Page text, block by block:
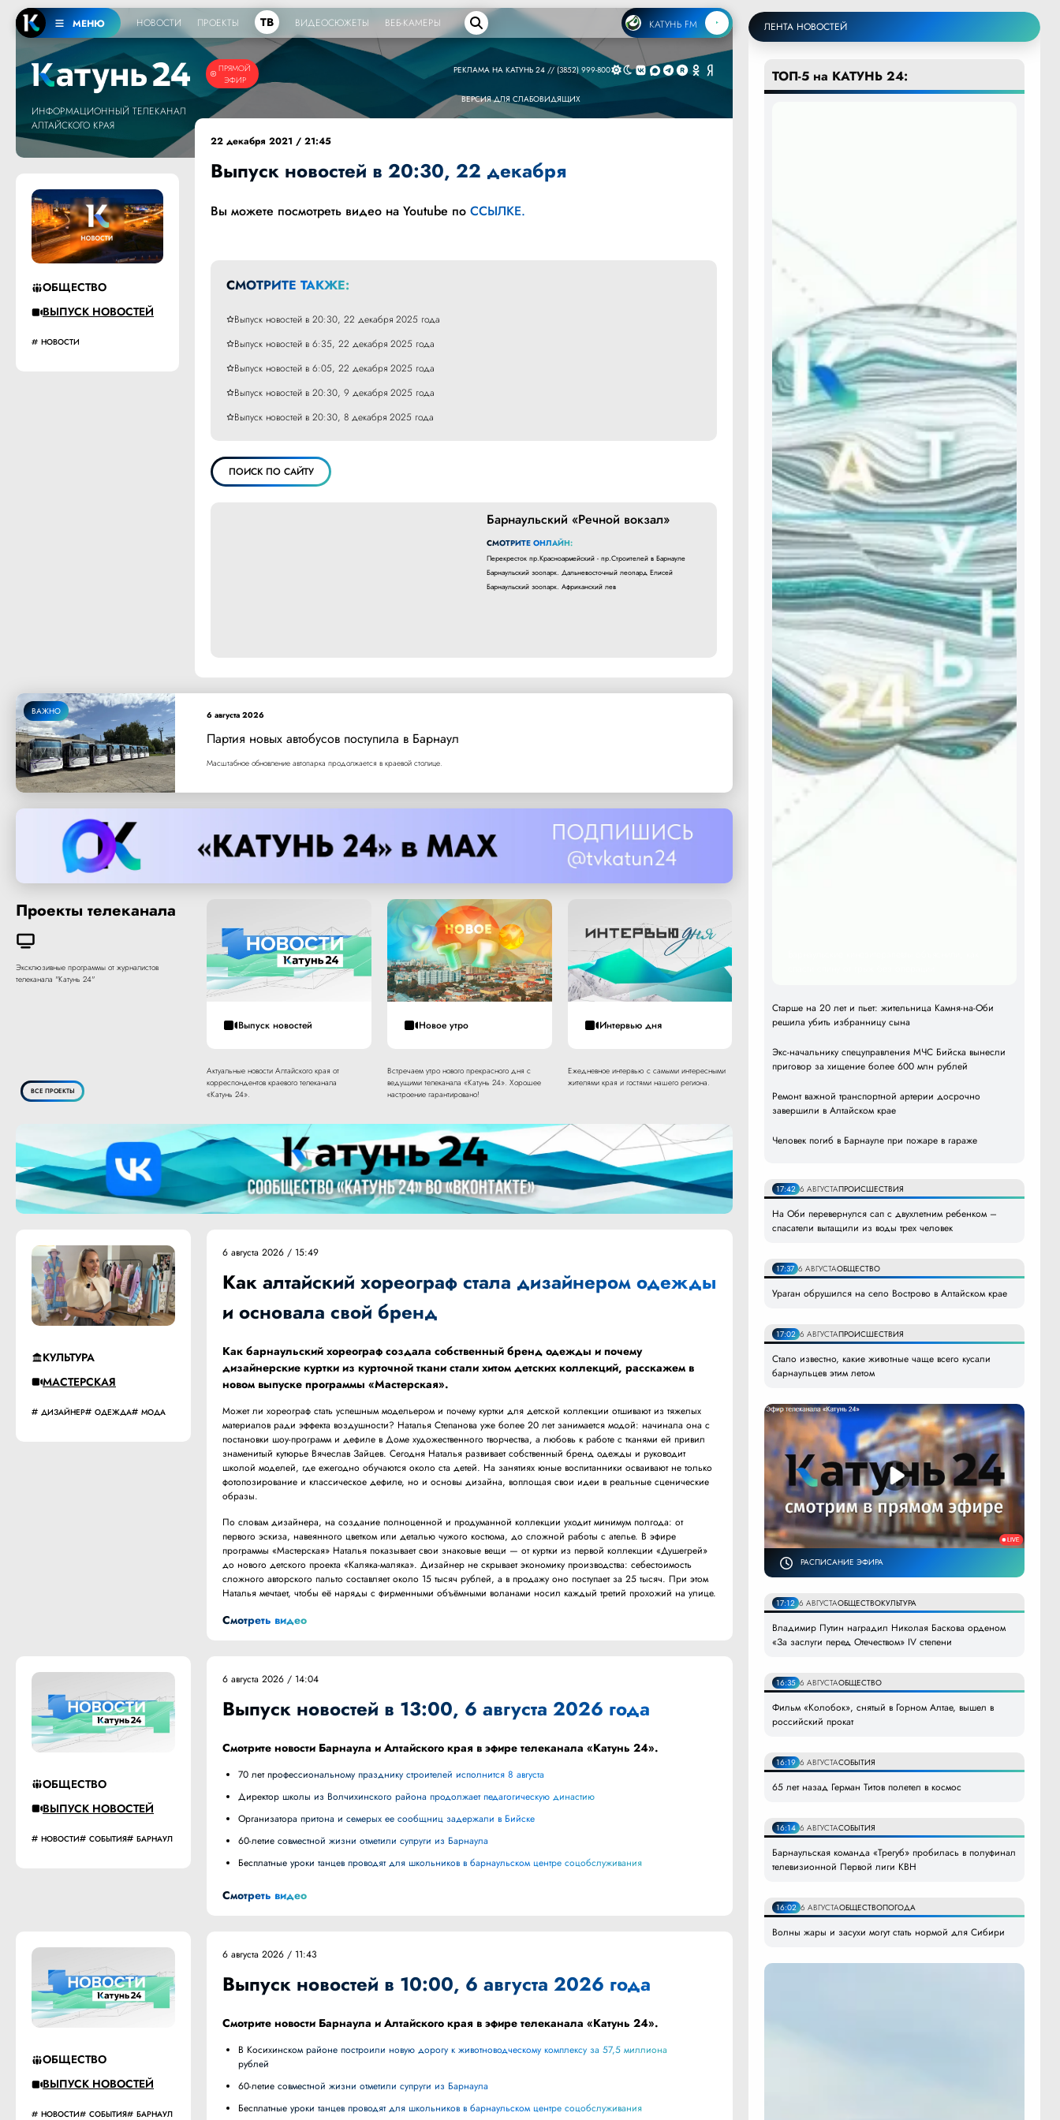
МЕНЮ НОВОСТИ ПРОЕКТЫ ТВ ВИДЕОСЮЖЕТЫ ВЕБ-КАМЕРЫ КАТУНЬ FM
ПРЯМОЙ
ЭФИР
ИНФОРМАЦИОННЫЙ ТЕЛЕКАНАЛ
АЛТАЙСКОГО КРАЯ
РЕКЛАМА НА КАТУНЬ 24 // (3852) 999-800
ВЕРСИЯ ДЛЯ СЛАБОВИДЯЩИХ
ОБЩЕСТВО
ВЫПУСК НОВОСТЕЙ
НОВОСТИ
22 декабря 2021 / 21:45
Выпуск новостей в 20:30, 22 декабря
Вы можете посмотреть видео на Youtube поССЫЛКЕ.
СМОТРИТЕ ТАКЖЕ:
Выпуск новостей в 20:30, 22 декабря 2025 года
Выпуск новостей в 6:35, 22 декабря 2025 года
Выпуск новостей в 6:05, 22 декабря 2025 года
Выпуск новостей в 20:30, 9 декабря 2025 года
Выпуск новостей в 20:30, 8 декабря 2025 года
ПОИСК ПО САЙТУ
Барнаульский «Речной вокзал»
СМОТРИТЕ ОНЛАЙН:
Перекресток пр.Красноармейский - пр.Строителей в Барнауле
Барнаульский зоопарк. Дальневосточный леопард Елисей
Барнаульский зоопарк. Африканский лев
ВАЖНО 6 августа 2026
Партия новых автобусов поступила в Барнаул
Масштабное обновление автопарка продолжается в краевой столице.
Проекты телеканала
Эксклюзивные программы от журналистов
телеканала "Катунь 24"
ВСЕ ПРОЕКТЫ
Выпуск новостей
Актуальные новости Алтайского края от
корреспондентов краевого телеканала
«Катунь 24».
Новое утро
Встречаем утро нового прекрасного дня с
ведущими телеканала «Катунь 24». Хорошее
настроение гарантировано!
Интервью дня
Ежедневное интервью с самыми интересными
жителями края и гостями нашего региона.
КУЛЬТУРА
МАСТЕРСКАЯ
ДИЗАЙНЕР ОДЕЖДА МОДА
6 августа 2026 / 15:49
Как алтайский хореограф стала дизайнером одежды
и основала свой бренд
Как барнаульский хореограф создала собственный бренд одежды и почему
дизайнерские куртки из курточной ткани стали хитом детских коллекций, расскажем в
новом выпуске программы «Мастерская».
Может ли хореограф стать успешным модельером и почему куртки для детской коллекции отшивают из тяжелых
материалов ради эффекта воздушности? Наталья Степанова уже более 20 лет занимается модой: начинала она с
постановки шоу-программ и дефиле в Доме художественного творчества, а любовь к работе с тканями ей привил
знаменитый кутюрье Вячеслав Зайцев. Сегодня Наталья развивает собственный бренд одежды и руководит
школой моделей, где ежегодно обучаются около ста детей. На занятиях юные воспитанники осваивают не только
фотопозирование и классическое дефиле, но и основы дизайна, воплощая свои идеи в реальные сценические
образы.
По словам дизайнера, на создание полноценной и продуманной коллекции уходит минимум полгода: от
первого эскиза, навеянного цветком или деталью чужого костюма, до сложной работы с ателье. В эфире
программы «Мастерская» Наталья показывает свои знаковые вещи — от куртки из первой коллекции «Душегрей»
до нового детского проекта «Каляка-маляка». Дизайнер не скрывает экономику производства: себестоимость
сложного авторского пальто составляет около 15 тысяч рублей, а в продажу оно поступает за 25 тысяч. При этом
Наталья мечтает, чтобы её наряды с фирменными объёмными воланами носил каждый третий прохожий на улице.
Смотреть видео
ОБЩЕСТВО
ВЫПУСК НОВОСТЕЙ
НОВОСТИ СОБЫТИЯ БАРНАУЛ
6 августа 2026 / 14:04
Выпуск новостей в 13:00, 6 августа 2026 года
Смотрите новости Барнаула и Алтайского края в эфире телеканала «Катунь 24».
70 лет профессиональному празднику строителей исполнится 8 августа
Директор школы из Волчихинского района продолжает педагогическую династию
Организатора притона и семерых ее сообщниц задержали в Бийске
60-летие совместной жизни отметили супруги из Барнаула
Бесплатные уроки танцев проводят для школьников в барнаульском центре соцобслуживания
Смотреть видео
ОБЩЕСТВО
ВЫПУСК НОВОСТЕЙ
НОВОСТИ СОБЫТИЯ БАРНАУЛ
6 августа 2026 / 11:43
Выпуск новостей в 10:00, 6 августа 2026 года
Смотрите новости Барнаула и Алтайского края в эфире телеканала «Катунь 24».
В Косихинском районе построили новую дорогу к животноводческому комплексу за 57,5 миллиона
рублей
60-летие совместной жизни отметили супруги из Барнаула
Бесплатные уроки танцев проводят для школьников в барнаульском центре соцобслуживания
ЛЕНТА НОВОСТЕЙ
ТОП-5 на КАТУНЬ 24:
Старше на 20 лет и пьет: жительница Камня-на-Оби
решила убить избранницу сына
Экс-начальнику спецуправления МЧС Бийска вынесли
приговор за хищение более 600 млн рублей
Ремонт важной транспортной артерии досрочно
завершили в Алтайском крае
Человек погиб в Барнауле при пожаре в гараже
17:42 6 АВГУСТАПРОИСШЕСТВИЯ
На Оби перевернулся сап с двухлетним ребенком –
спасатели вытащили из воды трех человек
17:37 6 АВГУСТАОБЩЕСТВО
Ураган обрушился на село Вострово в Алтайском крае
17:02 6 АВГУСТАПРОИСШЕСТВИЯ
Стало известно, какие животные чаще всего кусали
барнаульцев этим летом
РАСПИСАНИЕ ЭФИРА
17:12 6 АВГУСТАОБЩЕСТВОКУЛЬТУРА
Владимир Путин наградил Николая Баскова орденом
«За заслуги перед Отечеством» IV степени
16:35 6 АВГУСТАОБЩЕСТВО
Фильм «Колобок», снятый в Горном Алтае, вышел в
российский прокат
16:19 6 АВГУСТАСОБЫТИЯ
65 лет назад Герман Титов полетел в космос
16:14 6 АВГУСТАСОБЫТИЯ
Барнаульская команда «Трегуб» пробилась в полуфинал
телевизионной Первой лиги КВН
16:02 6 АВГУСТАОБЩЕСТВОПОГОДА
Волны жары и засухи могут стать нормой для Сибири